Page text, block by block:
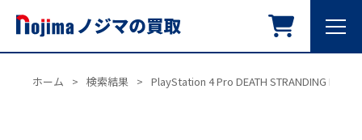
ホーム > 検索結果 > PlayStation 4 Pro DEATH STRANDING